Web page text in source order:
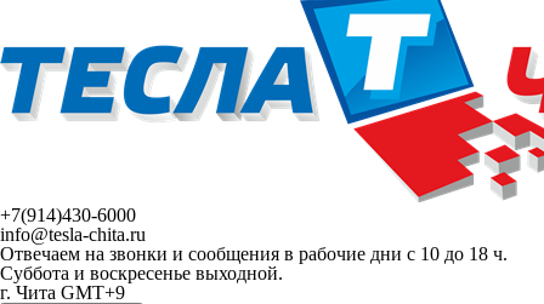
+7(914)430-6000
info@tesla-chita.ru
Отвечаем на звонки и сообщения в рабочие дни с 10 до 18 ч.
Суббота и воскресенье выходной.
г. Чита GMT+9